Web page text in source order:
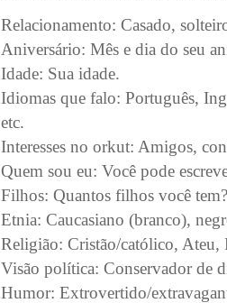
Relacionamento: Casado,
Aniversário: Mês e dia do seu
Idade: Sua idade.
Idiomas que falo: Português,
etc.
Interesses no orkut: Amigos,
Quem sou eu: Você pode
Filhos: Quantos filhos você tem?
Etnia: Caucasiano (branco),
Religião: Cristão/católico, Ateu,
Visão política: Conservador de
Humor: Extrovertido/